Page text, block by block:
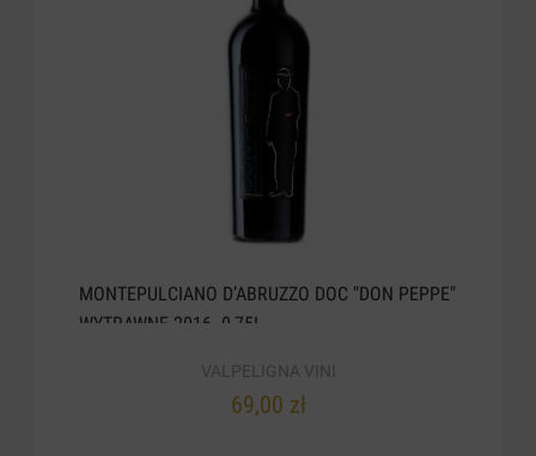
MONTEPULCIANO D’ABRUZZO DOC "DON PEPPE"
WYTRAWNE 2016. 0,75L
VALPELIGNA VINI
69,00 zł